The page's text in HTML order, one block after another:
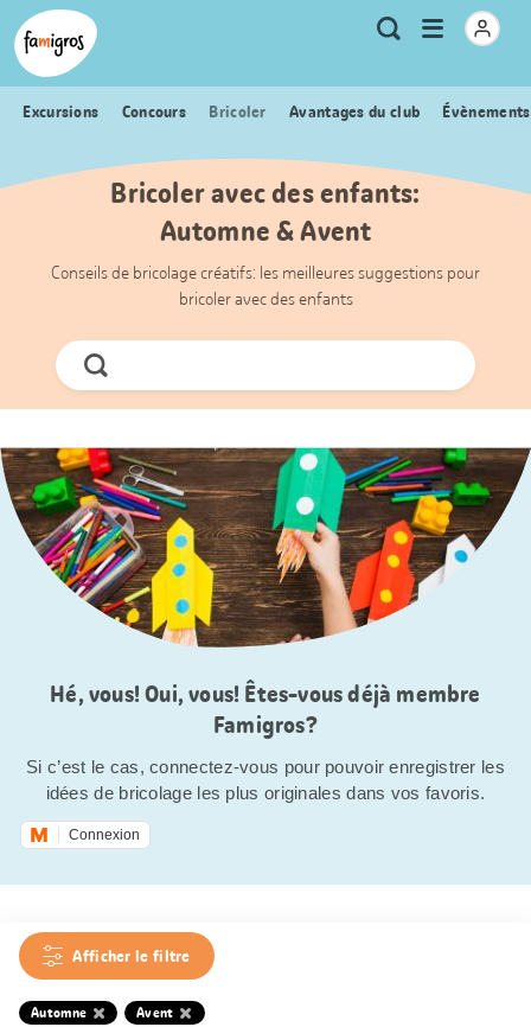
Signets
de
navigation
Header
Logo Métanavigation
RechercheOuvrir
Excursions Concours Bricoler Avantages du club
Bricoler avec des enfants:
Automne & Avent
Conseils de bricolage créatifs: les meilleures suggestions pour
bricoler avec des enfants
Chercher
Hé, vous! Oui, vous! Êtes-vous déjà membre
Famigros?
Si c’est le cas, connectez-vous pour pouvoir enregistrer les
idées de bricolage les plus originales dans vos favoris.
Connexion
Afficher le filtre
Automne Avent